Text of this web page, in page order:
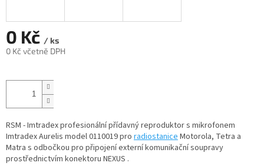
0 Kč / ks
0 Kč včetně DPH
cena:
RSM - Imtradex profesionální přídavný reproduktor s mikrofonem
Imtradex Aurelis model 0110019 pro radiostaniceMotorola, Tetra a
Matra s odbočkou pro připojení externí komunikační soupravy
prostřednictvím konektoru NEXUS .